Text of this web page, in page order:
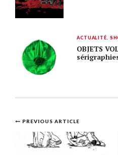
ACTUALITÉ
OBJETS
Post
navigation
PREVIOUS ARTICLE